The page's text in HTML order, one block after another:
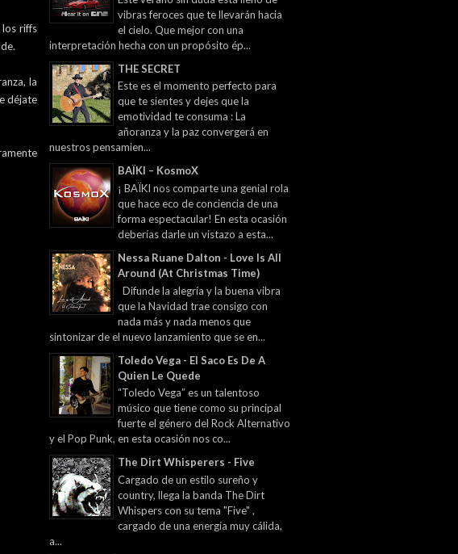
los riffs
la
déjate
vibras feroces que te llevarán hacia
el cielo. Que mejor con una
interpretación hecha con un propósito ép...
THE SECRET
Este es el momento perfecto para
que te sientes y dejes que la
emotividad te consuma : La
añoranza y la paz convergerá en
nuestros pensamien...
BAÏKI – KosmoX
¡ BAÏKI nos comparte una genial rola
que hace eco de conciencia de una
forma espectacular! En esta ocasión
deberías darle un vistazo a esta...
Nessa Ruane Dalton - Love Is All
Around (At Christmas Time)
Difunde la alegría y la buena vibra
que la Navidad trae consigo con
nada más y nada menos que
sintonizar de el nuevo lanzamiento que se en...
Toledo Vega - El Saco Es De A
Quien Le Quede
“Toledo Vega” es un talentoso
músico que tiene como su principal
fuerte el género del Rock Alternativo
y el Pop Punk, en esta ocasión nos co...
The Dirt Whisperers - Five
Cargado de un estilo sureño y
country, llega la banda The Dirt
Whispers con su tema "Five" ,
cargado de una energía muy cálida,
a...